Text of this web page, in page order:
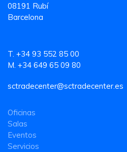
08191 Rubí
Barcelona
T. +34 93 552 85 00
M. +34 649 65 09 80
sctradecenter@sctradecenter.es
Oficinas
Salas
Eventos
Servicios